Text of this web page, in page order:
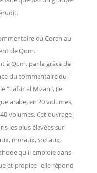
du Coran au
de Qom.
à Qom, par la grâce de
du commentaire du
"Tafsir al Mizan", (le
arabe, en 20 volumes,
volumes. Cet ouvrage
les plus élevées sur
moraux, sociaux,
qu'il emploie dans
et propice ; elle répond